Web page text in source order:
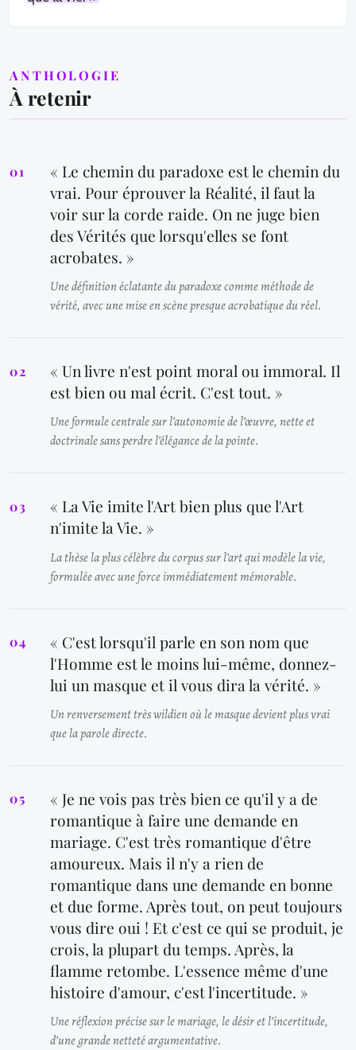
ANTHOLOGIE
À retenir
« Le chemin du paradoxe est le chemin du
vrai. Pour éprouver la Réalité, il faut la
voir sur la corde raide. On ne juge bien
des Vérités que lorsqu'elles se font
acrobates. »
Une définition éclatante du paradoxe comme méthode de
vérité, avec une mise en scène presque acrobatique du réel.
« Un livre n'est point moral ou immoral. Il
est bien ou mal écrit. C'est tout. »
Une formule centrale sur l’autonomie de l’œuvre, nette et
doctrinale sans perdre l’élégance de la pointe.
« La Vie imite l'Art bien plus que l'Art
n'imite la Vie. »
La thèse la plus célèbre du corpus sur l’art qui modèle la vie,
formulée avec une force immédiatement mémorable.
« C'est lorsqu'il parle en son nom que
l'Homme est le moins lui-même, donnez-
lui un masque et il vous dira la vérité. »
Un renversement très wildien où le masque devient plus vrai
que la parole directe.
« Je ne vois pas très bien ce qu'il y a de
romantique à faire une demande en
mariage. C'est très romantique d'être
amoureux. Mais il n'y a rien de
romantique dans une demande en bonne
et due forme. Après tout, on peut toujours
vous dire oui ! Et c'est ce qui se produit, je
crois, la plupart du temps. Après, la
flamme retombe. L'essence même d'une
histoire d'amour, c'est l'incertitude. »
Une réflexion précise sur le mariage, le désir et l’incertitude,
d’une grande netteté argumentative.